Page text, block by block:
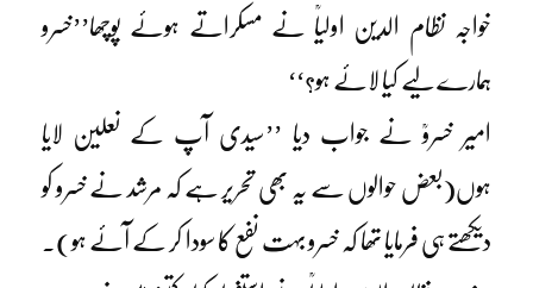
خواجہ نظام الدین اولیاؒ نے مسکراتے ہوئے پوچھا’’خسرو
ہمارے لیے کیا لائے ہو؟‘‘
امیر خسروؒ نے جواب دیا ’’سیدی آپ کے نعلین لایا
ہوں(بعض حوالوں سے یہ بھی تحریر ہے کہ مرشد نے خسرو کو
دیکھتے ہی فرمایا تھا کہ خسرو بہت نفع کا سودا کر کے آئے ہو)۔